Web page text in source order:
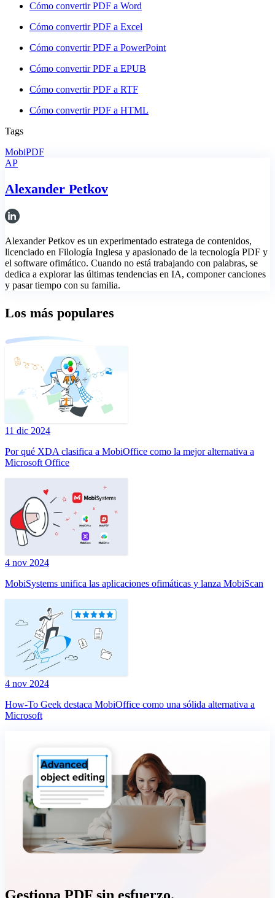
Cómo convertir PDF a Word
Cómo convertir PDF a Excel
Cómo convertir PDF a PowerPoint
Cómo convertir PDF a EPUB
Cómo convertir PDF a RTF
Cómo convertir PDF a HTML
Tags
MobiPDF
AP
Alexander Petkov
Alexander Petkov es un experimentado estratega de contenidos,
licenciado en Filología Inglesa y apasionado de la tecnología PDF y
el software ofimático. Cuando no está trabajando con palabras, se
dedica a explorar las últimas tendencias en IA, componer canciones
y pasar tiempo con su familia.
Los más populares
11 dic 2024
Por qué XDA clasifica a MobiOffice como la mejor alternativa a
Microsoft Office
4 nov 2024
MobiSystems unifica las aplicaciones ofimáticas y lanza MobiScan
4 nov 2024
How-To Geek destaca MobiOffice como una sólida alternativa a
Microsoft
Gestiona PDF sin esfuerzo.